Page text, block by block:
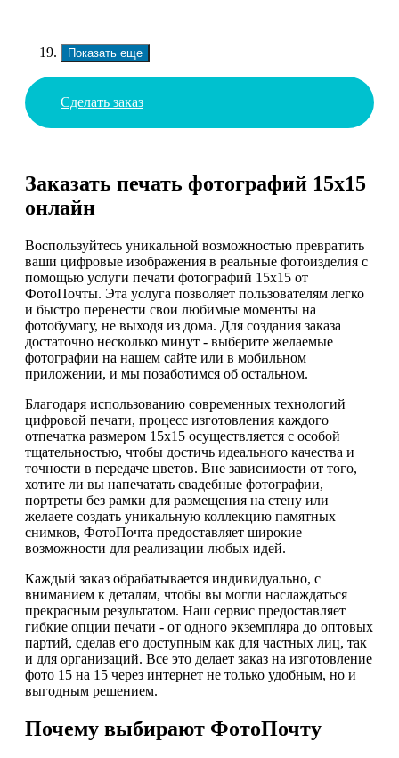
Показать еще
Сделать заказ
Заказать печать фотографий 15х15
онлайн
Воспользуйтесь уникальной возможностью превратить
ваши цифровые изображения в реальные фотоизделия с
помощью услуги печати фотографий 15х15 от
ФотоПочты. Эта услуга позволяет пользователям легко
и быстро перенести свои любимые моменты на
фотобумагу, не выходя из дома. Для создания заказа
достаточно несколько минут - выберите желаемые
фотографии на нашем сайте или в мобильном
приложении, и мы позаботимся об остальном.
Благодаря использованию современных технологий
цифровой печати, процесс изготовления каждого
отпечатка размером 15х15 осуществляется с особой
тщательностью, чтобы достичь идеального качества и
точности в передаче цветов. Вне зависимости от того,
хотите ли вы напечатать свадебные фотографии,
портреты без рамки для размещения на стену или
желаете создать уникальную коллекцию памятных
снимков, ФотоПочта предоставляет широкие
возможности для реализации любых идей.
Каждый заказ обрабатывается индивидуально, с
вниманием к деталям, чтобы вы могли наслаждаться
прекрасным результатом. Наш сервис предоставляет
гибкие опции печати - от одного экземпляра до оптовых
партий, сделав его доступным как для частных лиц, так
и для организаций. Все это делает заказ на изготовление
фото 15 на 15 через интернет не только удобным, но и
выгодным решением.
Почему выбирают ФотоПочту